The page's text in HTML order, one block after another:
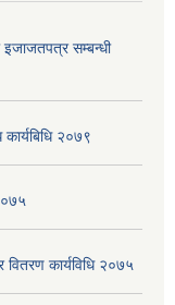
इजाजतपत्र सम्बन्धी
२०७९
कार्यविधि २०७५